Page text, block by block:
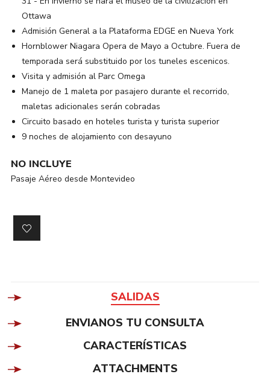
Ottawa
Admisión General a la Plataforma EDGE en Nueva York
Hornblower Niagara Opera de Mayo a Octubre. Fuera de
temporada será substituido por los tuneles escenicos.
Visita y admisión al Parc Omega
Manejo de 1 maleta por pasajero durante el recorrido,
maletas adicionales serán cobradas
Circuito basado en hoteles turista y turista superior
9 noches de alojamiento con desayuno
NO INCLUYE
Pasaje Aéreo desde Montevideo
SALIDAS
ENVIANOS TU CONSULTA
CARACTERÍSTICAS
ATTACHMENTS